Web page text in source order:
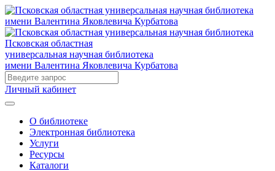
Псковская областная
универсальная научная библиотека
имени Валентина Яковлевича Курбатова
Личный кабинет
О библиотеке
Электронная библиотека
Услуги
Ресурсы
Каталоги